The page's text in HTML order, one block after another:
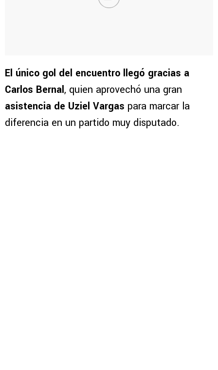
El único gol del encuentro llegó gracias a
Carlos Bernal, quien aprovechó una gran
asistencia de Uziel Vargas para marcar la
diferencia en un partido muy disputado.